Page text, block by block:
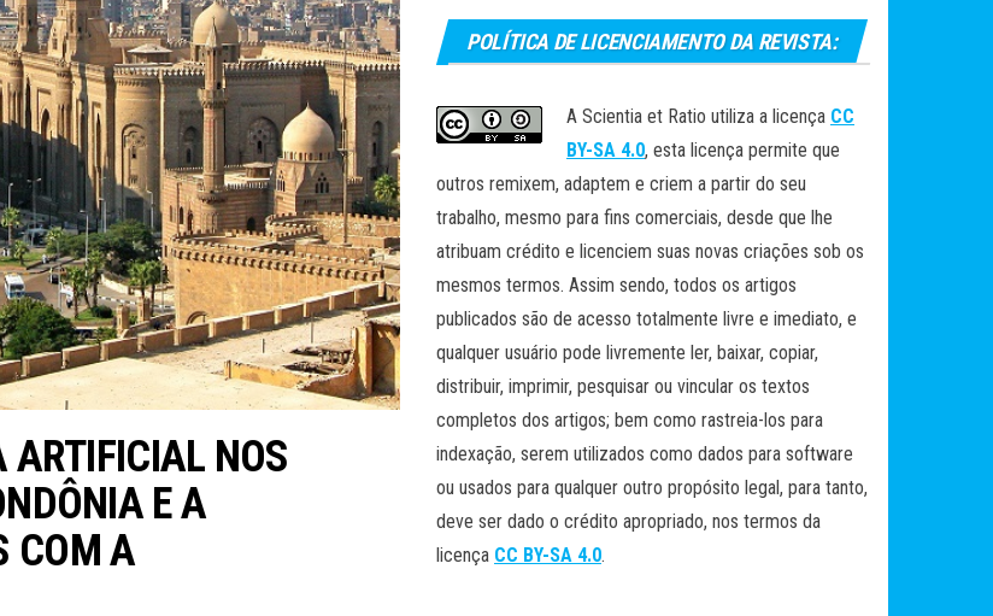
ARTIFICIAL NOS
E A
COM A
POLÍTICA DE LICENCIAMENTO DA REVISTA:
A Scientia et Ratio utiliza a licença CC
BY-SA 4.0, esta licença permite que
outros remixem, adaptem e criem a partir do seu
trabalho, mesmo para fins comerciais, desde que lhe
atribuam crédito e licenciem suas novas criações sob os
mesmos termos. Assim sendo, todos os artigos
publicados são de acesso totalmente livre e imediato, e
qualquer usuário pode livremente ler, baixar, copiar,
distribuir, imprimir, pesquisar ou vincular os textos
completos dos artigos; bem como rastreia-los para
indexação, serem utilizados como dados para software
ou usados para qualquer outro propósito legal, para tanto,
deve ser dado o crédito apropriado, nos termos da
licença CC BY-SA 4.0.